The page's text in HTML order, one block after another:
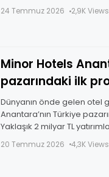
24 Temmuz 2026 2,9K Views
Minor Hotels
pazarındaki ilk
Dünyanın önde gelen otel
Anantara’nın Türkiye
Yaklaşık 2 milyar TL
yılında açılması
20 Temmuz 2026 4,3K Views